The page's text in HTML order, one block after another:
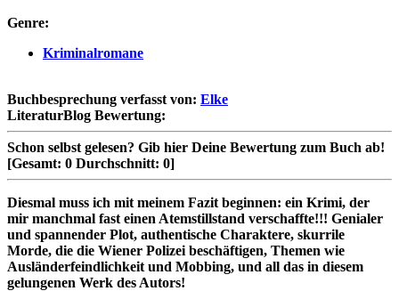
Genre:
Kriminalromane
Buchbesprechung verfasst von: Elke
LiteraturBlog Bewertung:
Schon selbst gelesen? Gib hier Deine Bewertung zum Buch ab!
[Gesamt: 0 Durchschnitt: 0]
Diesmal muss ich mit meinem Fazit beginnen: ein Krimi, der
mir manchmal fast einen Atemstillstand verschaffte!!! Genialer
und spannender Plot, authentische Charaktere, skurrile
Morde, die die Wiener Polizei beschäftigen, Themen wie
Ausländerfeindlichkeit und Mobbing, und all das in diesem
gelungenen Werk des Autors!